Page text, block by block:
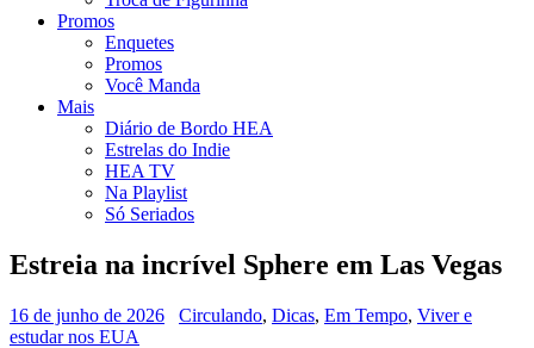
Promos
Enquetes
Promos
Você Manda
Mais
Diário de Bordo HEA
Estrelas do Indie
HEA TV
Na Playlist
Só Seriados
Estreia na incrível Sphere em Las Vegas
16 de junho de 2026 Circulando, Dicas, Em Tempo, Viver e
estudar nos EUA